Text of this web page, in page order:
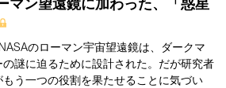
マン望遠鏡に加わった、「惑星
のローマン宇宙望遠鏡は、ダークマ
謎に迫るために設計された。だが研究者
う一つの役割を果たせることに気づい